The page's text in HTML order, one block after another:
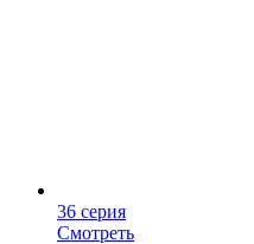
36 серия
Смотреть